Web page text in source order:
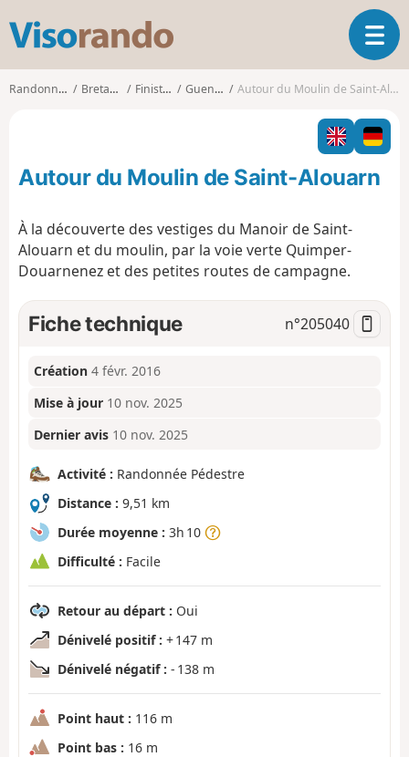
s
o
o
O
u
v
i
r
l
a
t
Randonnées Bretagne Finistère Guengat Autour du Moulin de Saint-Alouarn
Autour du Moulin de Saint-Alouarn
À la découverte des vestiges du Manoir de Saint-
Alouarn et du moulin, par la voie verte Quimper-
Douarnenez et des petites routes de campagne.
Fiche technique n°205040
Création 4 févr. 2016
Mise à jour 10 nov. 2025
Dernier avis 10 nov. 2025
Activité : Randonnée Pédestre
Distance : 9,51 km
Durée moyenne : 3h 10
Difficulté : Facile
Retour au départ : Oui
Dénivelé positif : + 147 m
Dénivelé négatif : - 138 m
Point haut : 116 m
Point bas : 16 m